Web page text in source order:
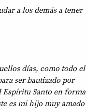
a los demás a tener
días, como todo el
ser bautizado por
Espíritu Santo en forma
es mi hijo muy amado